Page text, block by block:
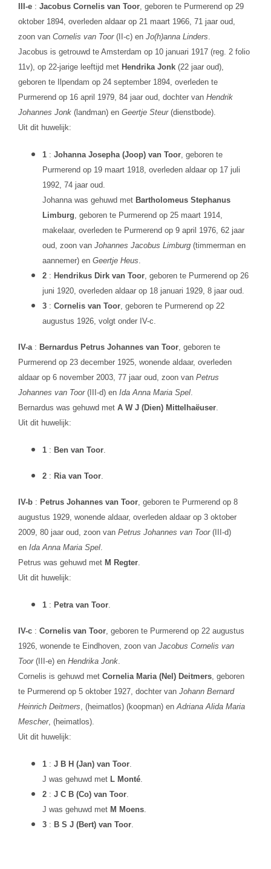
III-e : Jacobus Cornelis van Toor, geboren te Purmerend op 29
oktober 1894, overleden aldaar op 21 maart 1966, 71 jaar oud,
zoon van Cornelis van Toor(II-c) en Jo(h)anna Linders
Jacobus is getrouwd te Amsterdam op 10 januari 1917 (reg. 2 folio
11v), op 22-jarige leeftijd met Hendrika Jonk(22 jaar oud),
geboren te Ilpendam op 24 september 1894, overleden te
Purmerend op 16 april 1979, 84 jaar oud, dochter van Hendrik
Johannes Jonk(landman) en Geertje Steur(dienstbode).
Uit dit huwelijk:
1 : Johanna Josepha (Joop) van Toor, geboren te
Purmerend op 19 maart 1918, overleden aldaar op 17 juli
1992, 74 jaar oud.
Johanna was gehuwd met Bartholomeus Stephanus
Limburg , geboren te Purmerend op 25 maart 1914,
makelaar, overleden te Purmerend op 9 april 1976, 62 jaar
oud, zoon van Johannes Jacobus Limburg(timmerman en
aannemer) en Geertje Heus
2 : Hendrikus Dirk van Toor, geboren te Purmerend op 26
juni 1920, overleden aldaar op 18 januari 1929, 8 jaar oud.
3 : Cornelis van Toor, geboren te Purmerend op 22
augustus 1926, volgt onder IV-c.
IV-a : Bernardus Petrus Johannes van Toor, geboren te
Purmerend op 23 december 1925, wonende aldaar, overleden
aldaar op 6 november 2003, 77 jaar oud, zoon van Petrus
Johannes van Toor(III-d) en Ida Anna Maria Spel.
Bernardus was gehuwd met A W J (Dien) Mittelhaëuser.
Uit dit huwelijk:
1 : Ben van Toor.
2 : Ria van Toor.
IV-b : Petrus Johannes van Toor, geboren te Purmerend op 8
augustus 1929, wonende aldaar, overleden aldaar op 3 oktober
2009, 80 jaar oud, zoon van Petrus Johannes van Toor(III-d)
en Ida Anna Maria Spel.
Petrus was gehuwd met M Regter.
Uit dit huwelijk:
1 : Petra van Toor.
IV-c : Cornelis van Toor, geboren te Purmerend op 22 augustus
1926, wonende te Eindhoven, zoon van Jacobus Cornelis van
Toor(III-e) en Hendrika Jonk.
Cornelis is gehuwd met Cornelia Maria (Nel) Deitmers, geboren
te Purmerend op 5 oktober 1927, dochter van Johann Bernard
Heinrich Deitmers , (heimatlos) (koopman) en Adriana Alida Maria
Mescher, (heimatlos).
Uit dit huwelijk:
1 : J B H (Jan) van Toor.
J was gehuwd met L Monté.
2 : J C B (Co) van Toor.
J was gehuwd met M Moens.
3 : B S J (Bert) van Toor.